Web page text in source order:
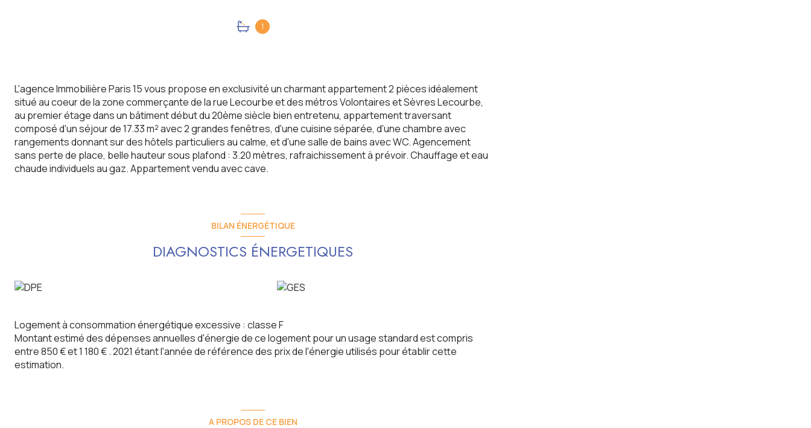
1
L'agence Immobilière Paris 15 vous propose en exclusivité un charmant appartement 2 pièces idéalement
situé au coeur de la zone commerçante de la rue Lecourbe et des métros Volontaires et Sèvres Lecourbe,
au premier étage dans un bâtiment début du 20ème siècle bien entretenu, appartement traversant
composé d'un séjour de 17.33 m² avec 2 grandes fenêtres, d'une cuisine séparée, d'une chambre avec
rangements donnant sur des hôtels particuliers au calme, et d'une salle de bains avec WC. Agencement
sans perte de place, belle hauteur sous plafond : 3.20 mètres, rafraichissement à prévoir. Chauffage et eau
chaude individuels au gaz. Appartement vendu avec cave.
BILAN ÉNERGÉTIQUE
DIAGNOSTICS ÉNERGETIQUES
Logement à consommation énergétique excessive : classe F
Montant estimé des dépenses annuelles d'énergie de ce logement pour un usage standard est compris
entre 850 € et 1 180 € . 2021 étant l'année de référence des prix de l'énergie utilisés pour établir cette
estimation.
A PROPOS DE CE BIEN